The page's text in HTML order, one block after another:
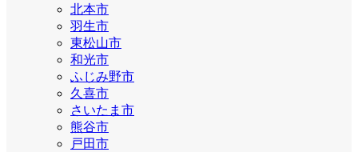
北本市
羽生市
東松山市
和光市
ふじみ野市
久喜市
さいたま市
熊谷市
戸田市